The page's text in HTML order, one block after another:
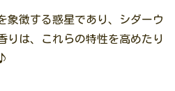
象徴する惑星であり、シダーウ
りは、これらの特性を高めたり